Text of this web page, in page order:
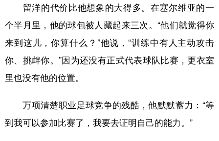
留洋的代价比他想象的大得多。在塞尔维亚的一
个半月里，他的球包被人藏起来三次。“他们就觉得你
来到这儿，你算什么？”他说，“训练中有人主动攻击
你、挑衅你。”因为还没有正式代表球队比赛，更衣室
里也没有他的位置。
万项清楚职业足球竞争的残酷，他默默蓄力：“等
到我可以参加比赛了，我要去证明自己的能力。”